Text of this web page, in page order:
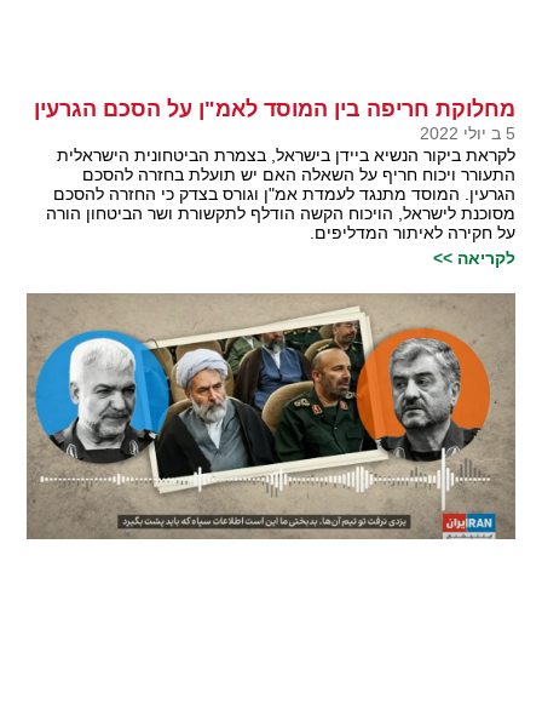
מחלוקת חריפה בין המוסד לאמ"ן על הסכם הגרעין
5 ב יולי 2022
לקראת ביקור הנשיא ביידן בישראל, בצמרת הביטחונית הישראלית
התעורר ויכוח חריף על השאלה האם יש תועלת בחזרה להסכם
הגרעין. המוסד מתנגד לעמדת אמ"ן וגורס בצדק כי החזרה להסכם
מסוכנת לישראל, הויכוח הקשה הודלף לתקשורת ושר הביטחון הורה
על חקירה לאיתור המדליפים.
לקריאה >>